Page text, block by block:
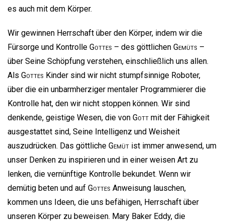
es auch mit dem Körper.
Wir gewinnen Herrschaft über den Körper, indem wir die
Fürsorge und Kontrolle Gottes – des göttlichen Gemüts –
über Seine Schöpfung verstehen, einschließlich uns allen.
Als Gottes Kinder sind wir nicht stumpfsinnige Roboter,
über die ein unbarmherziger mentaler Programmierer die
Kontrolle hat, den wir nicht stoppen können. Wir sind
denkende, geistige Wesen, die von Gott mit der Fähigkeit
ausgestattet sind, Seine Intelligenz und Weisheit
auszudrücken. Das göttliche Gemüt ist immer anwesend, um
unser Denken zu inspirieren und in einer weisen Art zu
lenken, die vernünftige Kontrolle bekundet. Wenn wir
demütig beten und auf Gottes Anweisung lauschen,
kommen uns Ideen, die uns befähigen, Herrschaft über
unseren Körper zu beweisen. Mary Baker Eddy, die